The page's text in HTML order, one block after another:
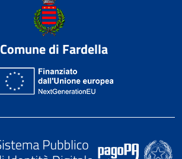
Comune di Fardella